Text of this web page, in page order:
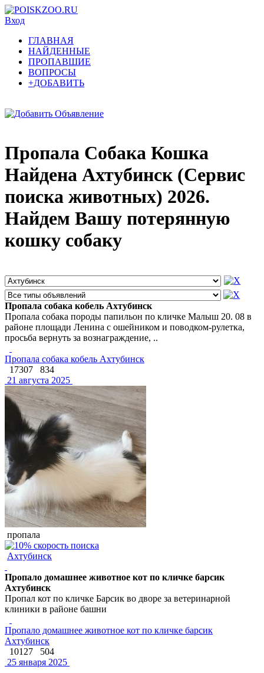
Вход
ГЛАВНАЯ
НАЙДЕННЫЕ
ПРОПАВШИЕ
ВОПРОСЫ
+ДОБАВИТЬ
Пропала Собака Кошка
Найдена Ахтубинск (Сервис
поиска животных) 2026.
Найдем Вашу потерянную
кошку собаку
Пропала собака кобель Ахтубинск
Пропала собака породы папильон по кличке Малыш 20. 08 в
районе площади Ленина с ошейником и поводком-рулетка,
просьба вернуть за вознаграждение, ..
Пропала собака кобель Ахтубинск
17307
834
21 августа 2025
пропала
Ахтубинск
Пропало домашнее животное кот по кличке барсик
Ахтубинск
Пропал кот по кличке Барсик во дворе за ветеринарной
клиники в районе башни
Пропало домашнее животное кот по кличке барсик
Ахтубинск
10127
504
25 января 2025